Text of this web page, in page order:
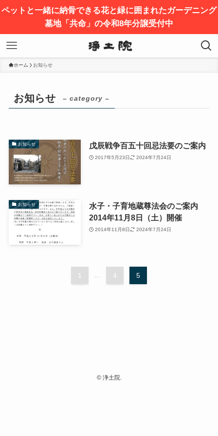
ペットと一緒に納骨できる花と緑に囲まれたガーデニング
墓地「共命」の令和8年分譲受付中
ホーム お知らせ
お知らせ – category –
お知らせ 戊辰戦争百五十回忌法要のご案内
2017年5月23日 2024年7月24日
お知らせ
水子・子育地蔵尊法会のご案内
2014年11月8日（土）開催
2014年11月8日 2024年7月24日
1 4 5
©浄土院.